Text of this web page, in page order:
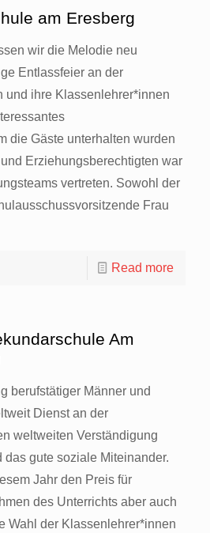
am Eresberg
wir die Melodie neu
Entlassfeier an der
und ihre Klassenlehrer*innen
die Gäste unterhalten wurden
Erziehungsberechtigten war
vertreten. Sowohl der
Frau
Read more
Am
berufstätiger Männer und
Dienst an der
weltweiten Verständigung
gute soziale Miteinander.
Jahr den Preis für
des Unterrichts aber auch
Wahl der Klassenlehrer*innen